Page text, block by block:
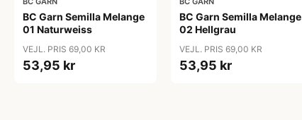
BC Garn Semilla Melange
01 Naturweiss
VEJL. PRIS 69,00 KR
53,95 kr
BC Garn Semilla Melange
02 Hellgrau
VEJL. PRIS 69,00 KR
53,95 kr